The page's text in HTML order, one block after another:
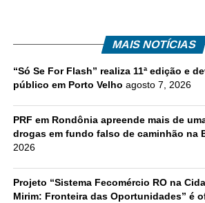
MAIS NOTÍCIAS
“Só Se For Flash” realiza 11ª edição e
público em Porto Velho agosto 7, 2026
PRF em Rondônia apreende mais de
drogas em fundo falso de caminhão na
2026
Projeto “Sistema Fecomércio RO na
Mirim: Fronteira das Oportunidades” é